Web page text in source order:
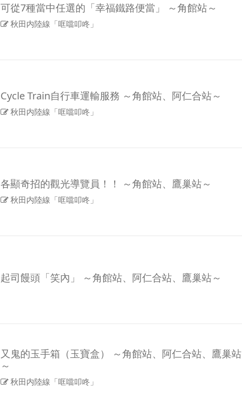
可從7種當中任選的「幸福鐵路便當」 ～角館站～
秋田内陸線「哐噹叩咚」
Cycle Train自行車運輸服務 ～角館站、阿仁合站～
秋田内陸線「哐噹叩咚」
各顯奇招的觀光導覽員！！ ～角館站、鷹巢站～
秋田内陸線「哐噹叩咚」
起司饅頭「笑內」 ～角館站、阿仁合站、鷹巢站～
又鬼的玉手箱（玉寶盒） ～角館站、阿仁合站、鷹巢站
～
秋田内陸線「哐噹叩咚」